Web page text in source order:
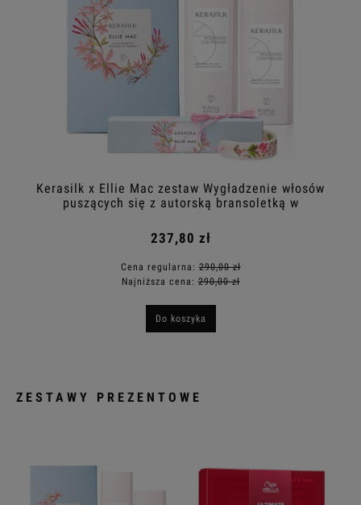
Kerasilk x Ellie Mac zestaw Wygładzenie włosów
puszących się z autorską bransoletką w
prezencie
237,80 zł
Cena regularna:290,00 zł
Najniższa cena:290,00 zł
Do koszyka
ZESTAWY PREZENTOWE